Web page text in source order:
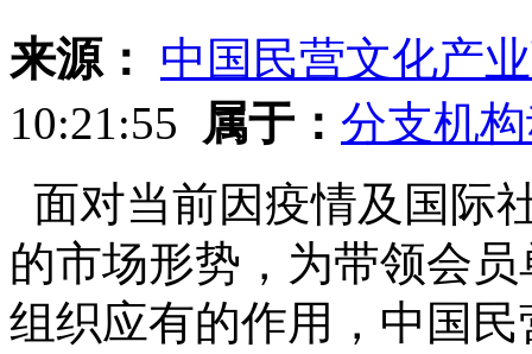
来源：
中国民营文化产
10:21:55
属于： 分支机
面对当前因疫情及国际
的市场形势，为带领会
组织应有的作用，中国